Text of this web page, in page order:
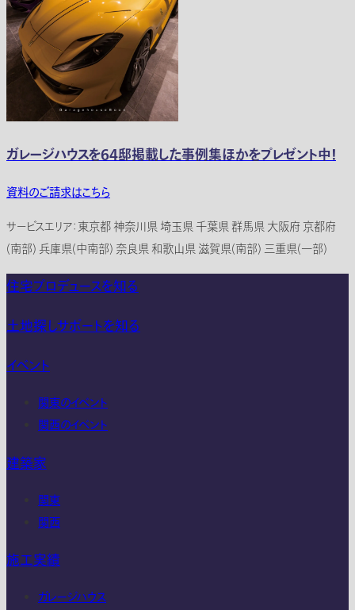
ガレージハウスを64邸掲載した事例集ほかをプレゼント中！
資料のご請求はこちら
サービスエリア：東京都 神奈川県 埼玉県 千葉県 群馬県 大阪府 京都府
(南部) 兵庫県(中南部) 奈良県 和歌山県 滋賀県(南部) 三重県(一部)
住宅プロデュースを知る
土地探しサポートを知る
イベント
関東のイベント
関西のイベント
建築家
関東
関西
施工実績
ガレージハウス